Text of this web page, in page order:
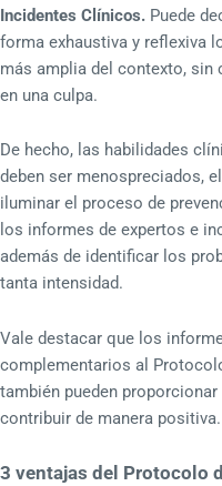
Incidentes Clínicos. Puede
forma exhaustiva y reflexiva
más amplia del contexto, sin
en una culpa.
De hecho, las habilidades
deben ser menospreciados,
iluminar el proceso de
los informes de expertos e
además de identificar los
tanta intensidad.
Vale destacar que los
complementarios al
también pueden
contribuir de manera positiva.
3 ventajas del Protocolo